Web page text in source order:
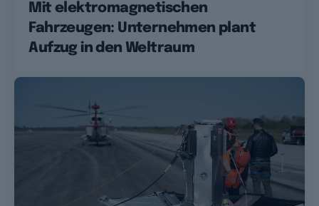
Mit elektromagnetischen
Fahrzeugen: Unternehmen plant
Aufzug in den Weltraum